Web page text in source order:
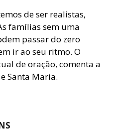
de ser realistas,
famílias sem uma
passar do zero
ir ao seu ritmo. O
de oração, comenta a
Santa Maria.